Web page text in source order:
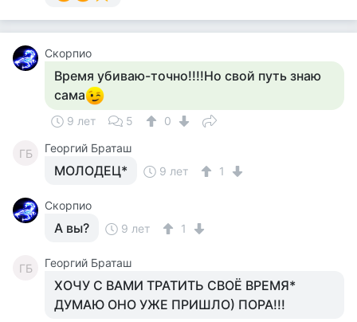
Скорпио
Время убиваю-точно!!!!Но свой путь знаю
сама
9 лет 5 0
ГБ Георгий Браташ
МОЛОДЕЦ* 9 лет 1
Скорпио
А вы? 9 лет 1
ГБ Георгий Браташ
ХОЧУ С ВАМИ ТРАТИТЬ СВОЁ ВРЕМЯ*
ДУМАЮ ОНО УЖЕ ПРИШЛО) ПОРА!!!